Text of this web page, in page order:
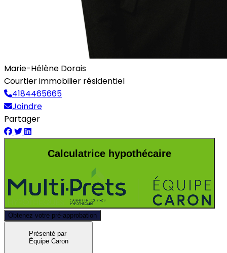
Marie-Hélène Dorais
Courtier immobilier résidentiel
4184465665
Joindre
Partager
Calculatrice hypothécaire
Obtenez votre pré-approbation
Présenté par
Équipe Caron